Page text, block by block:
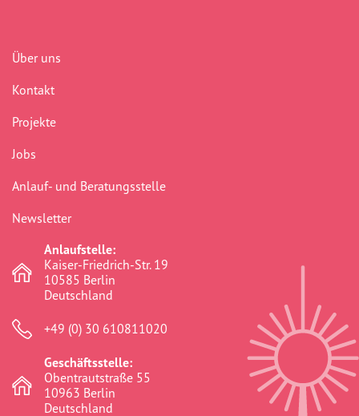
Chancengerechtigkeit
commemoration
Community
crosshairs (0)
Diskriminierung (315)
Über uns
Kontakt
Projekte
Jobs
Anlauf- und Beratungsstelle
Newsletter
Anlaufstelle:
Kaiser-Friedrich-Str. 19
10585 Berlin
Deutschland
+49 (0) 30 610811020
Geschäftsstelle:
Obentrautstraße 55
10963 Berlin
Deutschland